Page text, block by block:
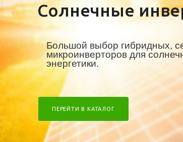
Солнечные
Большой выбор гибридных,
микроинверторов для
энергетики.
ПЕРЕЙТИ В КАТАЛОГ